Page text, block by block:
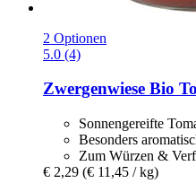
2 Optionen
5.0 (4)
Zwergenwiese Bio
Sonnengereifte
Besonders
Zum Würzen &
€ 2,29 (€ 11,45 / kg)